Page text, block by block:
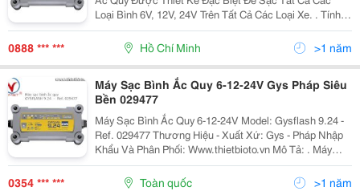
Loại Bình 6V, 12V, 24V Trên Tất Cả Các Loại Xe. . Tính
Năng Sạc Thông Minh Được Tối Ưu Với 8 Cơ Chế Giúp
Tiết Kiệm Chi Phí Tối Đa, Hiệu Quả Cao...
0888 *** *** Hồ Chí Minh >1 năm
Máy Sạc Bình Ắc Quy 6-12-24V Gys Pháp Siêu
Bền 029477
Máy Sạc Bình Ắc Quy 6-12-24V Model: Gysflash 9.24 -
Ref. 029477 Thương Hiệu - Xuất Xứ: Gys - Pháp Nhập
Khẩu Và Phân Phối: Www.thietbioto.vn Mô Tả: . Máy
Sạc Bình Ắc Quy Được Thiết Kế Đặc Biệt Để Sạc Tất
Cả Các Loại Bình 6V, 12V, 24V Trên...
0354 *** *** Toàn quốc >1 năm